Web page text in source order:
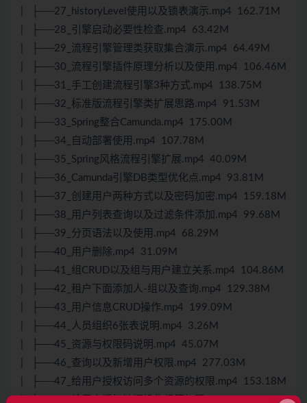
| ├──27_historyLevel使用以及锁表演示.mp4 162.71M
| ├──28_引擎启动必要性检查.mp4 63.42M
| ├──29_流程引擎管理类获取集合演示.mp4 64.49M
| ├──30_流程引擎插件原理分析以及使用.mp4 106.46M
| ├──31_手工创建流程引擎3种方式.mp4 138.75M
| ├──32_标准版流程引擎类扩展思路.mp4 91.53M
| ├──33_Spring整合Camunda.mp4 175.00M
| ├──34_自动部署使用.mp4 107.78M
| ├──35_Spring风格流程引擎扩展.mp4 40.09M
| ├──36_Camunda引擎DB类型优化点.mp4 93.81M
| ├──37_创建用户两种方式以及密码加密.mp4 159.18M
| ├──38_用户列表查询以及过滤条件添加.mp4 99.68M
| ├──39_分页语法以及使用.mp4 68.29M
| ├──40_用户删除.mp4 31.09M
| ├──41_组CRUD以及组与用户建立关系.mp4 104.86M
| ├──42_租户下面添加人-组以及查询.mp4 129.38M
| ├──43_用户信息CRUD操作.mp4 199.09M
| ├──44_人员组织6张表说明.mp4 3.26M
| ├──45_资源与权限码说明.mp4 45.07M
| ├──46_查询以及新增用户权限.mp4 277.03M
| ├──47_给用户授权访问多个资源的权限.mp4 153.18M